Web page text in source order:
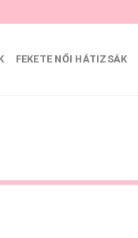
FEKETE NŐI HÁTIZSÁK